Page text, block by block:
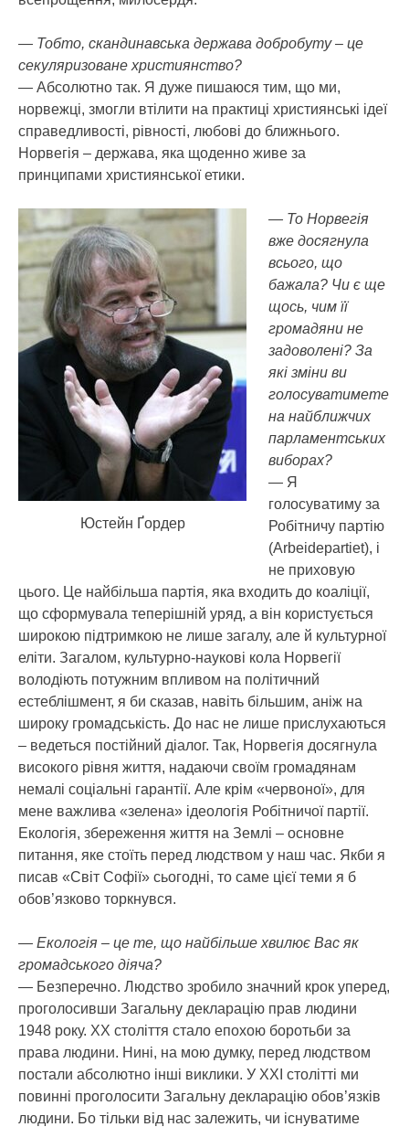
— Тобто, скандинавська держава добробуту – це
секуляризоване християнство?
— Абсолютно так. Я дуже пишаюся тим, що ми,
норвежці, змогли втілити на практиці християнські ідеї
справедливості, рівності, любові до ближнього.
Норвегія – держава, яка щоденно живе за
принципами християнської етики.
Юстейн Ґордер
— То Норвегія
вже досягнула
всього, що
бажала? Чи є ще
щось, чим її
громадяни не
задоволені? За
які зміни ви
голосуватимете
на найближчих
парламентських
виборах?
— Я
голосуватиму за
Робітничу партію
(Arbeidepartiet), і
не приховую
цього. Це найбільша партія, яка входить до коаліції,
що сформувала теперішній уряд, а він користується
широкою підтримкою не лише загалу, але й культурної
еліти. Загалом, культурно-наукові кола Норвегії
володіють потужним впливом на політичний
естеблішмент, я би сказав, навіть більшим, аніж на
широку громадськість. До нас не лише прислухаються
– ведеться постійний діалог. Так, Норвегія досягнула
високого рівня життя, надаючи своїм громадянам
немалі соціальні гарантії. Але крім «червоної», для
мене важлива «зелена» ідеологія Робітничої партії.
Екологія, збереження життя на Землі – основне
питання, яке стоїть перед людством у наш час. Якби я
писав «Світ Софії» сьогодні, то саме цієї теми я б
обов’язково торкнувся.
— Екологія – це те, що найбільше хвилює Вас як
громадського діяча?
— Безперечно. Людство зробило значний крок уперед,
проголосивши Загальну декларацію прав людини
1948 року. XX століття стало епохою боротьби за
права людини. Нині, на мою думку, перед людством
постали абсолютно інші виклики. У XXІ столітті ми
повинні проголосити Загальну декларацію обов’язків
людини. Бо тільки від нас залежить, чи існуватиме